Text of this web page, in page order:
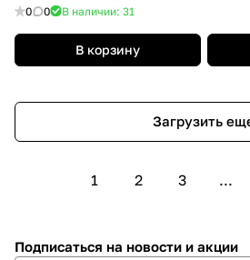
0 0 В наличии: 31
В корзину
Загрузить
1 2 3 ...
Подписаться на новости и акции